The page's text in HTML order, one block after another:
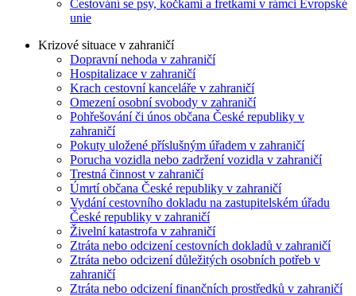
Cestování se psy, kočkami a fretkami v rámci Evropské
unie
Krizové situace v zahraničí
Dopravní nehoda v zahraničí
Hospitalizace v zahraničí
Krach cestovní kanceláře v zahraničí
Omezení osobní svobody v zahraničí
Pohřešování či únos občana České republiky v
zahraničí
Pokuty uložené příslušným úřadem v zahraničí
Porucha vozidla nebo zadržení vozidla v zahraničí
Trestná činnost v zahraničí
Úmrtí občana České republiky v zahraničí
Vydání cestovního dokladu na zastupitelském úřadu
České republiky v zahraničí
Živelní katastrofa v zahraničí
Ztráta nebo odcizení cestovních dokladů v zahraničí
Ztráta nebo odcizení důležitých osobních potřeb v
zahraničí
Ztráta nebo odcizení finančních prostředků v zahraničí